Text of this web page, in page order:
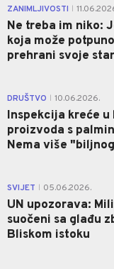
ZANIMLJIVOSTI
Ne treba im niko:
koja može
prehrani svoje
DRUŠTVO 10.06.2026.
Inspekcija kreće u
proizvoda s
Nema više
SVIJET 05.06.2026.
UN upozorava:
suočeni sa glađu
Bliskom istoku